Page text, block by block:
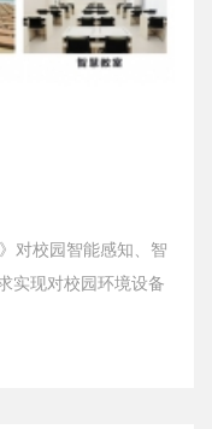
对校园智能感知、智
实现对校园环境设备